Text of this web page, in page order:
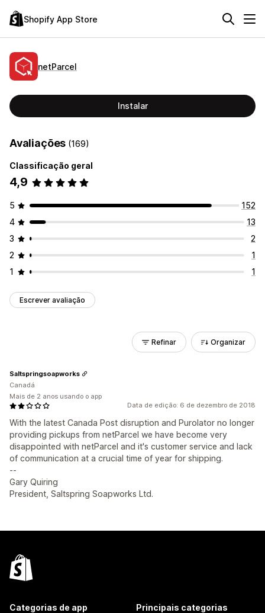
Shopify App Store
netParcel
Instalar
Avaliações (169)
Classificação geral
4,9
5
152
4
13
3
2
2
1
1
1
Escrever avaliação
Refinar Organizar
Data de edição: 6 de dezembro de 2018
With the latest Canada Post disruption and Purolator no longer
providing pickups from netParcel we have become very
disappointed with netParcel and it's customer service and lack
of communication at a crucial time of year for shipping.
--
Gary Quiring
President, Saltspring Soapworks Ltd.
Saltspringsoapworks
Canadá
Mais de 2 anos usando o app
Categorias de app Principais categorias